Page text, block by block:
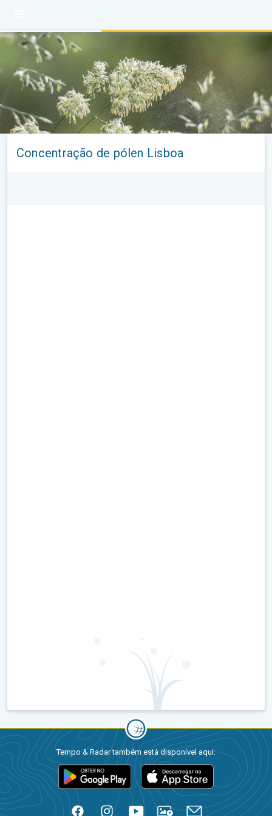
Concentração de pólen Lisboa
Tempo & Radar também está disponível aqui: